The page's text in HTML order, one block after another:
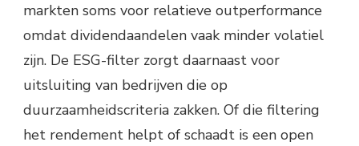
markten soms voor relatieve outperformance
omdat dividendaandelen vaak minder volatiel
zijn. De ESG-filter zorgt daarnaast voor
uitsluiting van bedrijven die op
duurzaamheidscriteria zakken. Of die filtering
het rendement helpt of schaadt is een open